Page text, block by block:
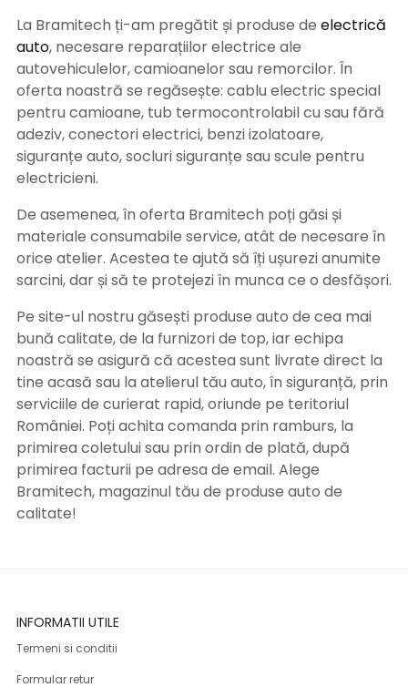
La Bramitech ți-am pregătit și produse de electrică
auto, necesare reparațiilor electrice ale
autovehiculelor, camioanelor sau remorcilor. În
oferta noastră se regăsește: cablu electric special
pentru camioane, tub termocontrolabil cu sau fără
adeziv, conectori electrici, benzi izolatoare,
siguranțe auto, socluri siguranțe sau scule pentru
electricieni.
De asemenea, în oferta Bramitech poți găsi și
materiale consumabile service, atât de necesare în
orice atelier. Acestea te ajută să îți ușurezi anumite
sarcini, dar și să te protejezi în munca ce o desfășori.
Pe site-ul nostru găsești produse auto de cea mai
bună calitate, de la furnizori de top, iar echipa
noastră se asigură că acestea sunt livrate direct la
tine acasă sau la atelierul tău auto, în siguranță, prin
serviciile de curierat rapid, oriunde pe teritoriul
României. Poți achita comanda prin ramburs, la
primirea coletului sau prin ordin de plată, după
primirea facturii pe adresa de email. Alege
Bramitech, magazinul tău de produse auto de
calitate!
INFORMATII UTILE
Termeni si conditii
Formular retur